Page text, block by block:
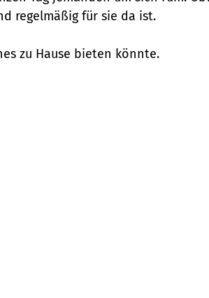
regelmäßig für sie da ist.
zu Hause bieten könnte.